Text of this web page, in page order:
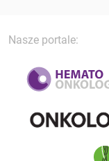
Nasze portale: